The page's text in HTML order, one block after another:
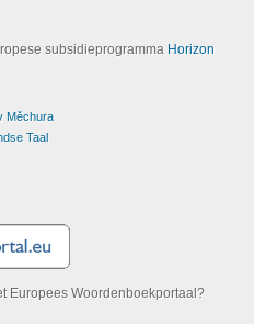
subsidieprogramma Horizon
Měchura
Taal
Europees Woordenboekportaal?